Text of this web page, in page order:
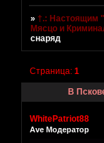
»†.: Настоящим
Мясцо и
снаряд
В
Страница:1
WhitePatriot88
Ave Модератор